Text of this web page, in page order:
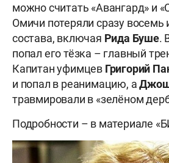
можно считать «Авангард» и
Омичи потеряли сразу восемь
состава, включая Рида Буше.
попал его тёзка – главный
Капитан уфимцев Григорий
и попал в реанимацию, а
травмировали в «зелёном
Подробности – в материале